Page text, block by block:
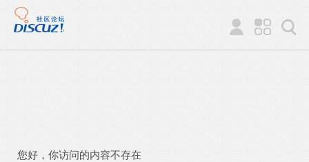
您好，你访问的内容不存在